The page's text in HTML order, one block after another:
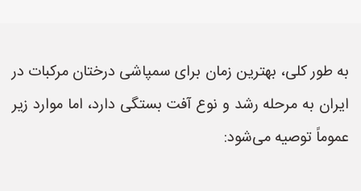
به طور کلی، بهترین زمان برای سمپاشی درختان مرکبات در
ایران به مرحله رشد و نوع آفت بستگی دارد، اما موارد زیر
عموماً توصیه می‌شود: